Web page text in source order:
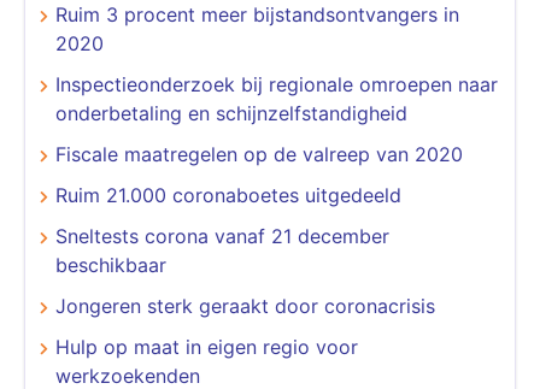
Ruim 3 procent meer bijstandsontvangers in
2020
Inspectieonderzoek bij regionale omroepen naar
onderbetaling en schijnzelfstandigheid
Fiscale maatregelen op de valreep van 2020
Ruim 21.000 coronaboetes uitgedeeld
Sneltests corona vanaf 21 december
beschikbaar
Jongeren sterk geraakt door coronacrisis
Hulp op maat in eigen regio voor
werkzoekenden